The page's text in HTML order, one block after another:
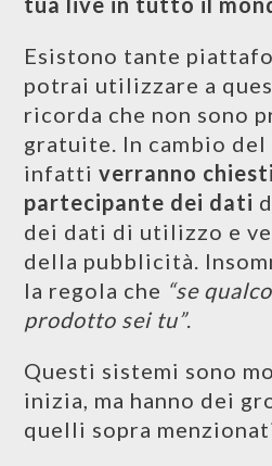
Esistono tante
potrai utilizzare a
ricorda che non sono
gratuite. In cambio
infattiverranno
partecipante dei dati
dei dati di utilizzo e
della pubblicità.
la regola che “se
prodotto sei tu”.
Questi sistemi sono
inizia, ma hanno dei
quelli sopra